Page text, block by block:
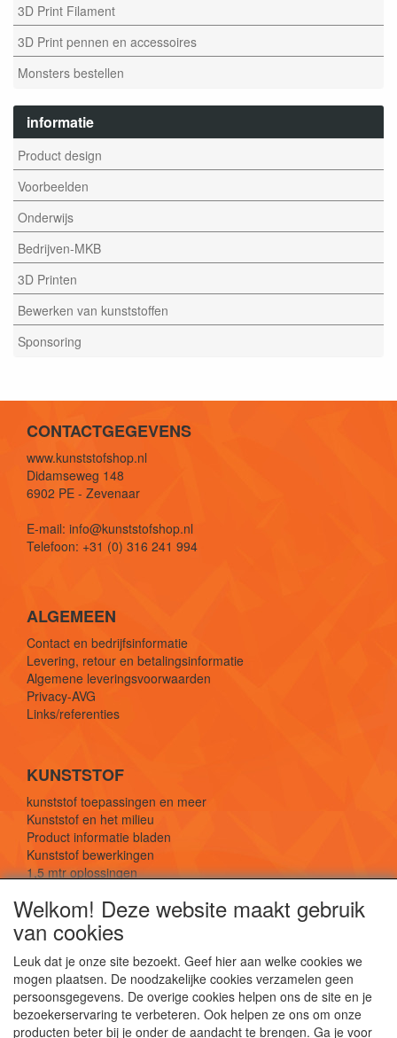
3D Print Filament
3D Print pennen en accessoires
Monsters bestellen
informatie
Product design
Voorbeelden
Onderwijs
Bedrijven-MKB
3D Printen
Bewerken van kunststoffen
Sponsoring
CONTACTGEGEVENS
www.kunststofshop.nl
Didamseweg 148
6902 PE - Zevenaar
E-mail: info@kunststofshop.nl
Telefoon: +31 (0) 316 241 994
ALGEMEEN
Contact en bedrijfsinformatie
Levering, retour en betalingsinformatie
Algemene leveringsvoorwaarden
Privacy-AVG
Links/referenties
KUNSTSTOF
kunststof toepassingen en meer
Kunststof en het milieu
Product informatie bladen
Kunststof bewerkingen
1,5 mtr oplossingen
SOCIALE MEDIA
Welkom! Deze website maakt gebruik
van cookies
Leuk dat je onze site bezoekt. Geef hier aan welke cookies we
mogen plaatsen. De noodzakelijke cookies verzamelen geen
persoonsgegevens. De overige cookies helpen ons de site en je
bezoekerservaring te verbeteren. Ook helpen ze ons om onze
producten beter bij je onder de aandacht te brengen. Ga je voor